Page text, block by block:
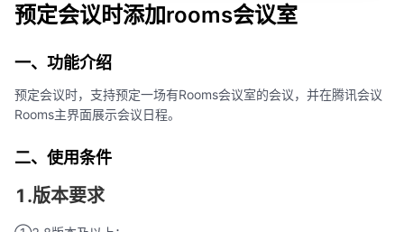
预定会议时添加rooms会议室
一、功能介绍
预定会议时，支持预定一场有Rooms会议室的会议，并在腾讯会议
Rooms主界面展示会议日程。
二、使用条件
1.版本要求